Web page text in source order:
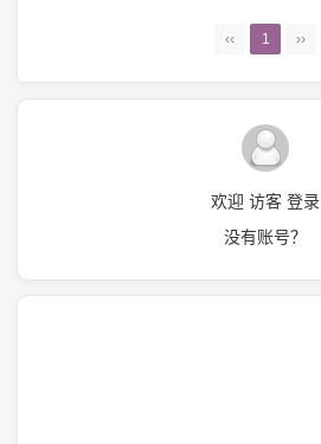
‹‹ 1 ››
欢迎 访客 登录
没有账号？